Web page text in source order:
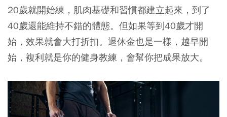
20歲就開始練，肌肉基礎和習慣都建立起來，到了
40歲還能維持不錯的體態。但如果等到40歲才開
始，效果就會大打折扣。退休金也是一樣，越早開
始，複利就是你的健身教練，會幫你把成果放大。